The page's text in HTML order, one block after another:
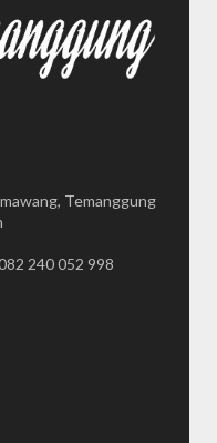
Temanggung
240 052 998